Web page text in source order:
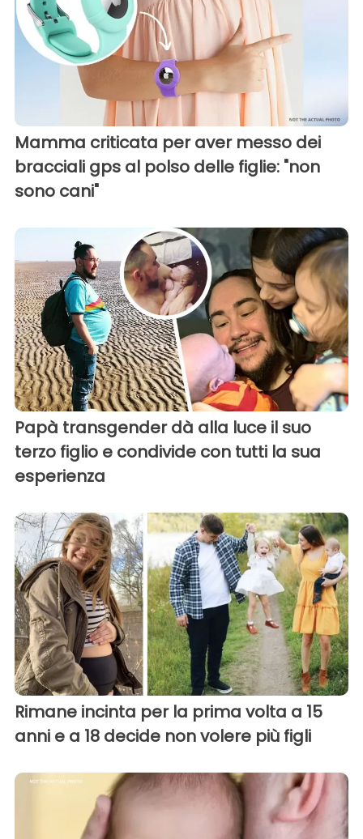
Mamma criticata per aver messo dei
bracciali gps al polso delle figlie: "non
sono cani"
Papà transgender dà alla luce il suo
terzo figlio e condivide con tutti la sua
esperienza
Rimane incinta per la prima volta a 15
anni e a 18 decide non volere più figli